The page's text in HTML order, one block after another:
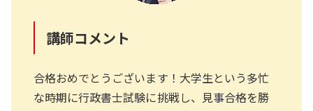
講師コメント
合格おめでとうございます！大学生という多忙
な時期に行政書士試験に挑戦し、見事合格を勝